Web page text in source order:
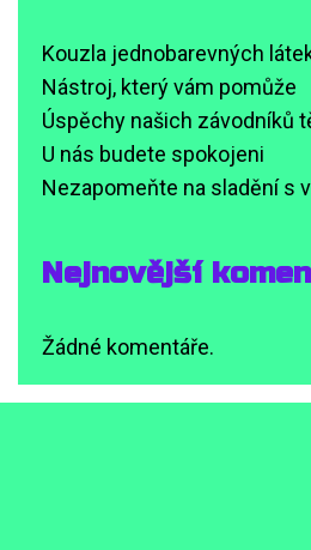
Kouzla jednobarevných
Nástroj, který vám pomůže
Úspěchy našich závodníků
U nás budete spokojeni
Nezapomeňte na sladění s
Nejnovější
Žádné komentáře.